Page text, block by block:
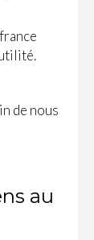
de nous
au